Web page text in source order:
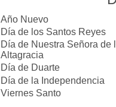
Año Nuevo
Día de los Santos Reyes
Día de Nuestra Señora de
Altagracia
Día de Duarte
Día de la Independencia
Viernes Santo